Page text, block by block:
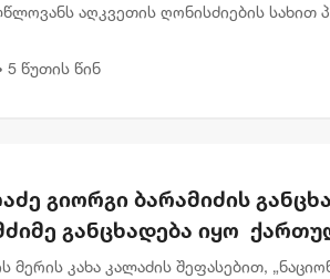
აღკვეთის ღონისძიების სახით
5 წუთის წინ
გიორგი ბარამიძის
განცხადება იყო
და ჯარის წინააღმდეგ
მერის კახა კალაძის შეფასებით,